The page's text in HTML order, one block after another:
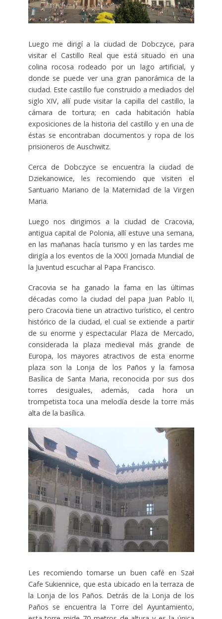
Luego me dirigí a la ciudad de Dobczyce, para
visitar el Castillo Real que está situado en una
colina rocosa rodeado por un lago artificial, y
donde se puede ver una gran panorámica de la
ciudad. Este castillo fue construido a mediados del
siglo XIV, allí pude visitar la capilla del castillo, la
cámara de tortura; en cada habitación había
exposiciones de la historia del castillo y en una de
éstas se encontraban documentos y ropa de los
prisioneros de Auschwitz.
Cerca de Dobczyce se encuentra la ciudad de
Dziekanowice, les recomiendo que visiten el
Santuario Mariano de la Maternidad de la Virgen
Maria.
Luego nos dirigimos a la ciudad de Cracovia,
antigua capital de Polonia, allí estuve una semana,
en las mañanas hacía turismo y en las tardes me
dirigía a los eventos de la XXXI Jornada Mundial de
la Juventud escuchar al Papa Francisco.
Cracovia se ha ganado la fama en las últimas
décadas como la ciudad del papa Juan Pablo II,
pero Cracovia tiene un atractivo turístico, el centro
histórico de la ciudad, el cual se extiende a partir
de su enorme y espectacular Plaza de Mercado,
considerada la plaza medieval más grande de
Europa, los mayores atractivos de esta enorme
plaza son la Lonja de los Paños y la famosa
Basílica de Santa Maria, reconocida por sus dos
torres desiguales, además, cada hora un
trompetista toca una melodía desde la torre más
alta de la basílica.
Les recomiendo tomarse un buen café en Szał
Cafe Sukiennice, que esta ubicado en la terraza de
la Lonja de los Paños. Detrás de la Lonja de los
Paños se encuentra la Torre del Ayuntamiento,